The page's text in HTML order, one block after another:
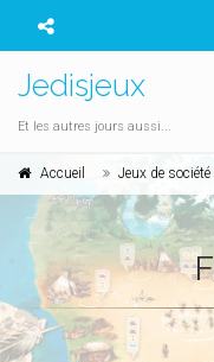
Jedisjeux
Et les autres jours aussi...
Accueil Jeux de société